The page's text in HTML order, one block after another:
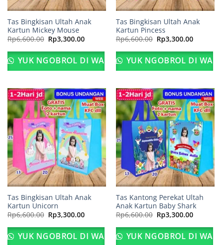
Tas Bingkisan Ultah Anak
Kartun Mickey Mouse
Rp6,600.00 Harga
aslinya
adalah:
Rp6,600.00.
Rp3,300.00Harga
ini
adalah:
Rp3,300.00.
YUK NGOBROL DI WA
Tas Bingkisan Ultah Anak
Kartun Pincess
Rp6,600.00 Harga
aslinya
adalah:
Rp6,600.00.
Rp3,300.00Harga
ini
adalah:
YUK NGOBROL DI WA
Tas Bingkisan Ultah Anak
Kartun Unicorn
Rp6,600.00 Harga
aslinya
adalah:
Rp6,600.00.
Rp3,300.00Harga
ini
adalah:
Rp3,300.00.
YUK NGOBROL DI WA
Tas Kantong Perekat Ultah
Anak Kartun Baby Shark
Rp6,600.00 Harga
aslinya
adalah:
Rp6,600.00.
Rp3,300.00Harga
ini
adalah:
YUK NGOBROL DI WA